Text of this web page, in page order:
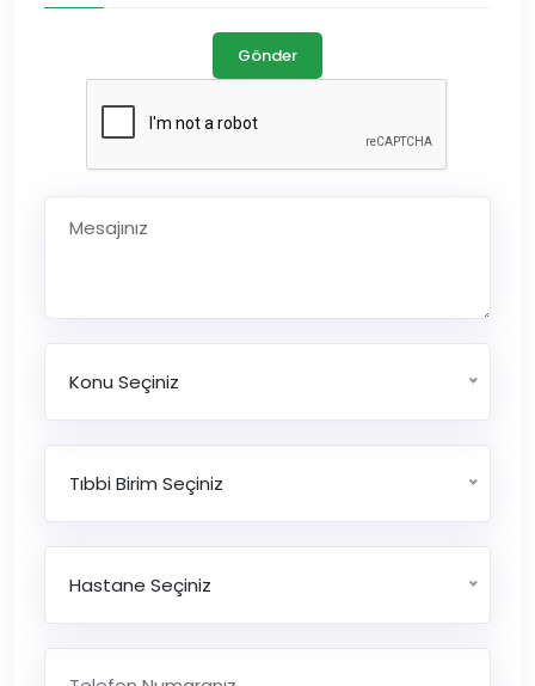
Hastane Seçiniz
Tıbbi Birim Seçiniz
Konu Seçiniz
Gönder